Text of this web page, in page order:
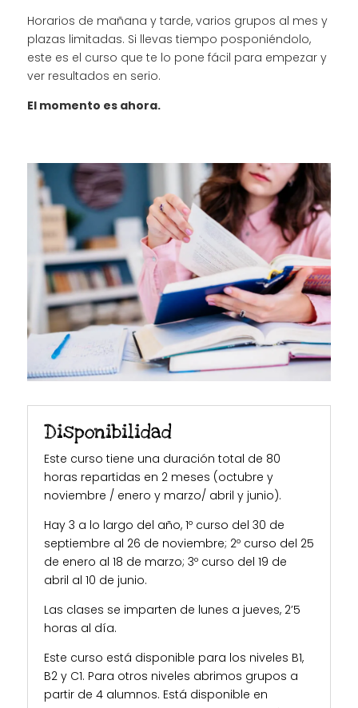
Horarios de mañana y tarde, varios grupos al mes y
plazas limitadas. Si llevas tiempo posponiéndolo,
este es el curso que te lo pone fácil para empezar y
ver resultados en serio.
El momento es ahora.
Disponibilidad
Este curso tiene una duración total de 80
horas repartidas en 2 meses (octubre y
noviembre / enero y marzo/ abril y junio).
Hay 3 a lo largo del año, 1º curso del 30 de
septiembre al 26 de noviembre; 2º curso del 25
de enero al 18 de marzo; 3º curso del 19 de
abril al 10 de junio.
Las clases se imparten de lunes a jueves, 2’5
horas al día.
Este curso está disponible para los niveles B1,
B2 y C1. Para otros niveles abrimos grupos a
partir de 4 alumnos. Está disponible en